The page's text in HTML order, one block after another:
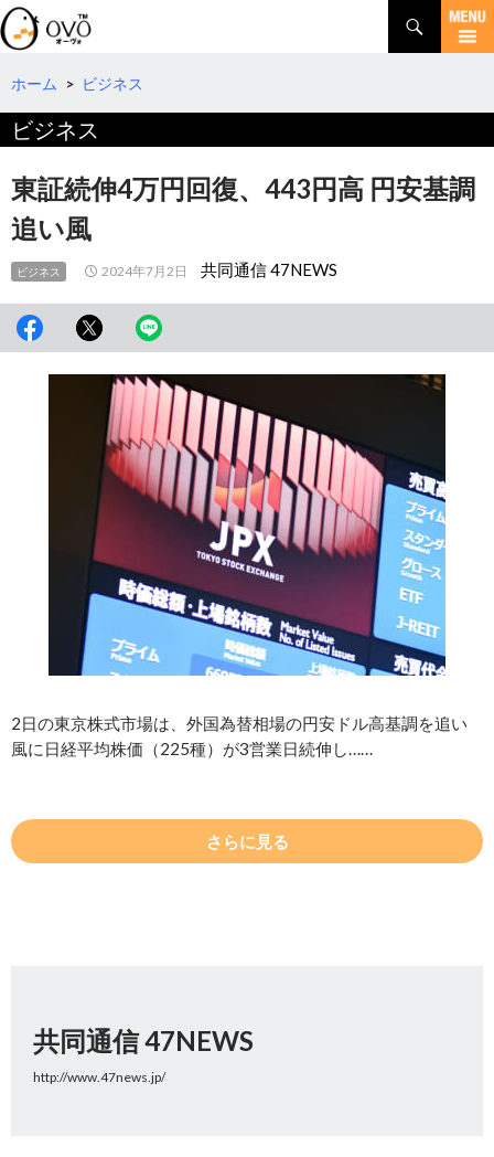
検
索
コ
テ
へ
移
動
ホーム > ビジネス
ビジネス
東証続伸4万円回復、443円高 円安基調
追い風
ビジネス 2024年7月2日 共同通信 47NEWS
2日の東京株式市場は、外国為替相場の円安ドル高基調を追い
風に日経平均株価（225種）が3営業日続伸し……
さらに見る
共同通信 47NEWS
http://www.47news.jp/